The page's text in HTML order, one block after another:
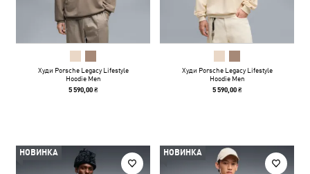
Худи Porsche Legacy Lifestyle
Hoodie Men
5 590,00 ₴
Худи Porsche Legacy Lifestyle
Hoodie Men
5 590,00 ₴
НОВИНКА НОВИНКА